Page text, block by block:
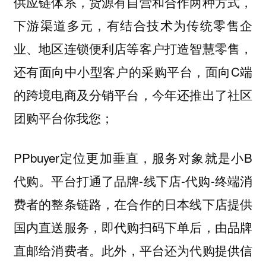
下游渠道多元，有结合技术为传统零售企
业、地区连锁便利店等客户打造智慧零售，
还有面向中小型客户的采购平台，面向C端
的跨境电商及分销平台，今年还推出了社区
团购平台你我您；
PPbuyer定位更加垂直，服务对象就是小B
代购。平台打通了品牌-线下店-代购-终端消
费者的整条链路，在合作的日本线下店提供
国内直送服务，即代购扫码下单后，由品牌
直邮给消费者。 此外，平台还为代购提供信